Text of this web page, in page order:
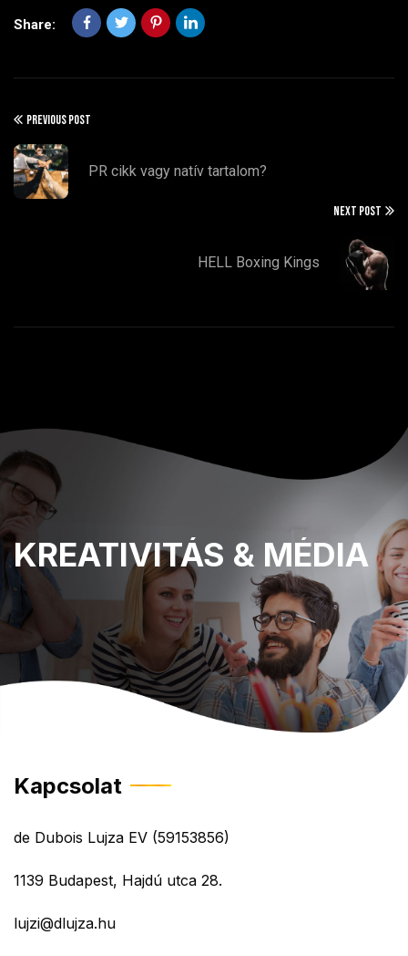
Share:
PREVIOUS POST
PR cikk vagy natív tartalom?
NEXT POST
HELL Boxing Kings
KREATIVITÁS & MÉDIA
Kapcsolat
de Dubois Lujza EV (59153856)
1139 Budapest, Hajdú utca 28.
lujzi@dlujza.hu